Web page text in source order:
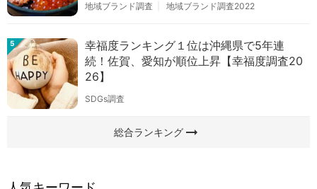
地域ブランド調査 地域ブランド調査2022
5
幸福度ランキング１位は沖縄県で5年連
続！佐賀、愛知が順位上昇【幸福度調査20
26】
SDGs調査
総合ランキングarrow_right_alt